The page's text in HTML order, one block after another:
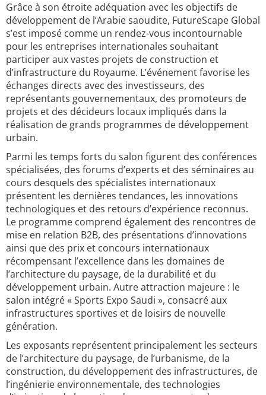
Grâce à son étroite adéquation avec les objectifs de
développement de l’Arabie saoudite, FutureScape Global
s’est imposé comme un rendez-vous incontournable
pour les entreprises internationales souhaitant
participer aux vastes projets de construction et
d’infrastructure du Royaume. L’événement favorise les
échanges directs avec des investisseurs, des
représentants gouvernementaux, des promoteurs de
projets et des décideurs locaux impliqués dans la
réalisation de grands programmes de développement
urbain.
Parmi les temps forts du salon figurent des conférences
spécialisées, des forums d’experts et des séminaires au
cours desquels des spécialistes internationaux
présentent les dernières tendances, les innovations
technologiques et des retours d’expérience reconnus.
Le programme comprend également des rencontres de
mise en relation B2B, des présentations d’innovations
ainsi que des prix et concours internationaux
récompensant l’excellence dans les domaines de
l’architecture du paysage, de la durabilité et du
développement urbain. Autre attraction majeure : le
salon intégré « Sports Expo Saudi », consacré aux
infrastructures sportives et de loisirs de nouvelle
génération.
Les exposants représentent principalement les secteurs
de l’architecture du paysage, de l’urbanisme, de la
construction, du développement des infrastructures, de
l’ingénierie environnementale, des technologies